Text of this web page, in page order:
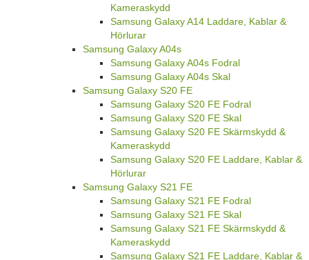
Kameraskydd
Samsung Galaxy A14 Laddare, Kablar &
Hörlurar
Samsung Galaxy A04s
Samsung Galaxy A04s Fodral
Samsung Galaxy A04s Skal
Samsung Galaxy S20 FE
Samsung Galaxy S20 FE Fodral
Samsung Galaxy S20 FE Skal
Samsung Galaxy S20 FE Skärmskydd &
Kameraskydd
Samsung Galaxy S20 FE Laddare, Kablar &
Hörlurar
Samsung Galaxy S21 FE
Samsung Galaxy S21 FE Fodral
Samsung Galaxy S21 FE Skal
Samsung Galaxy S21 FE Skärmskydd &
Kameraskydd
Samsung Galaxy S21 FE Laddare, Kablar &